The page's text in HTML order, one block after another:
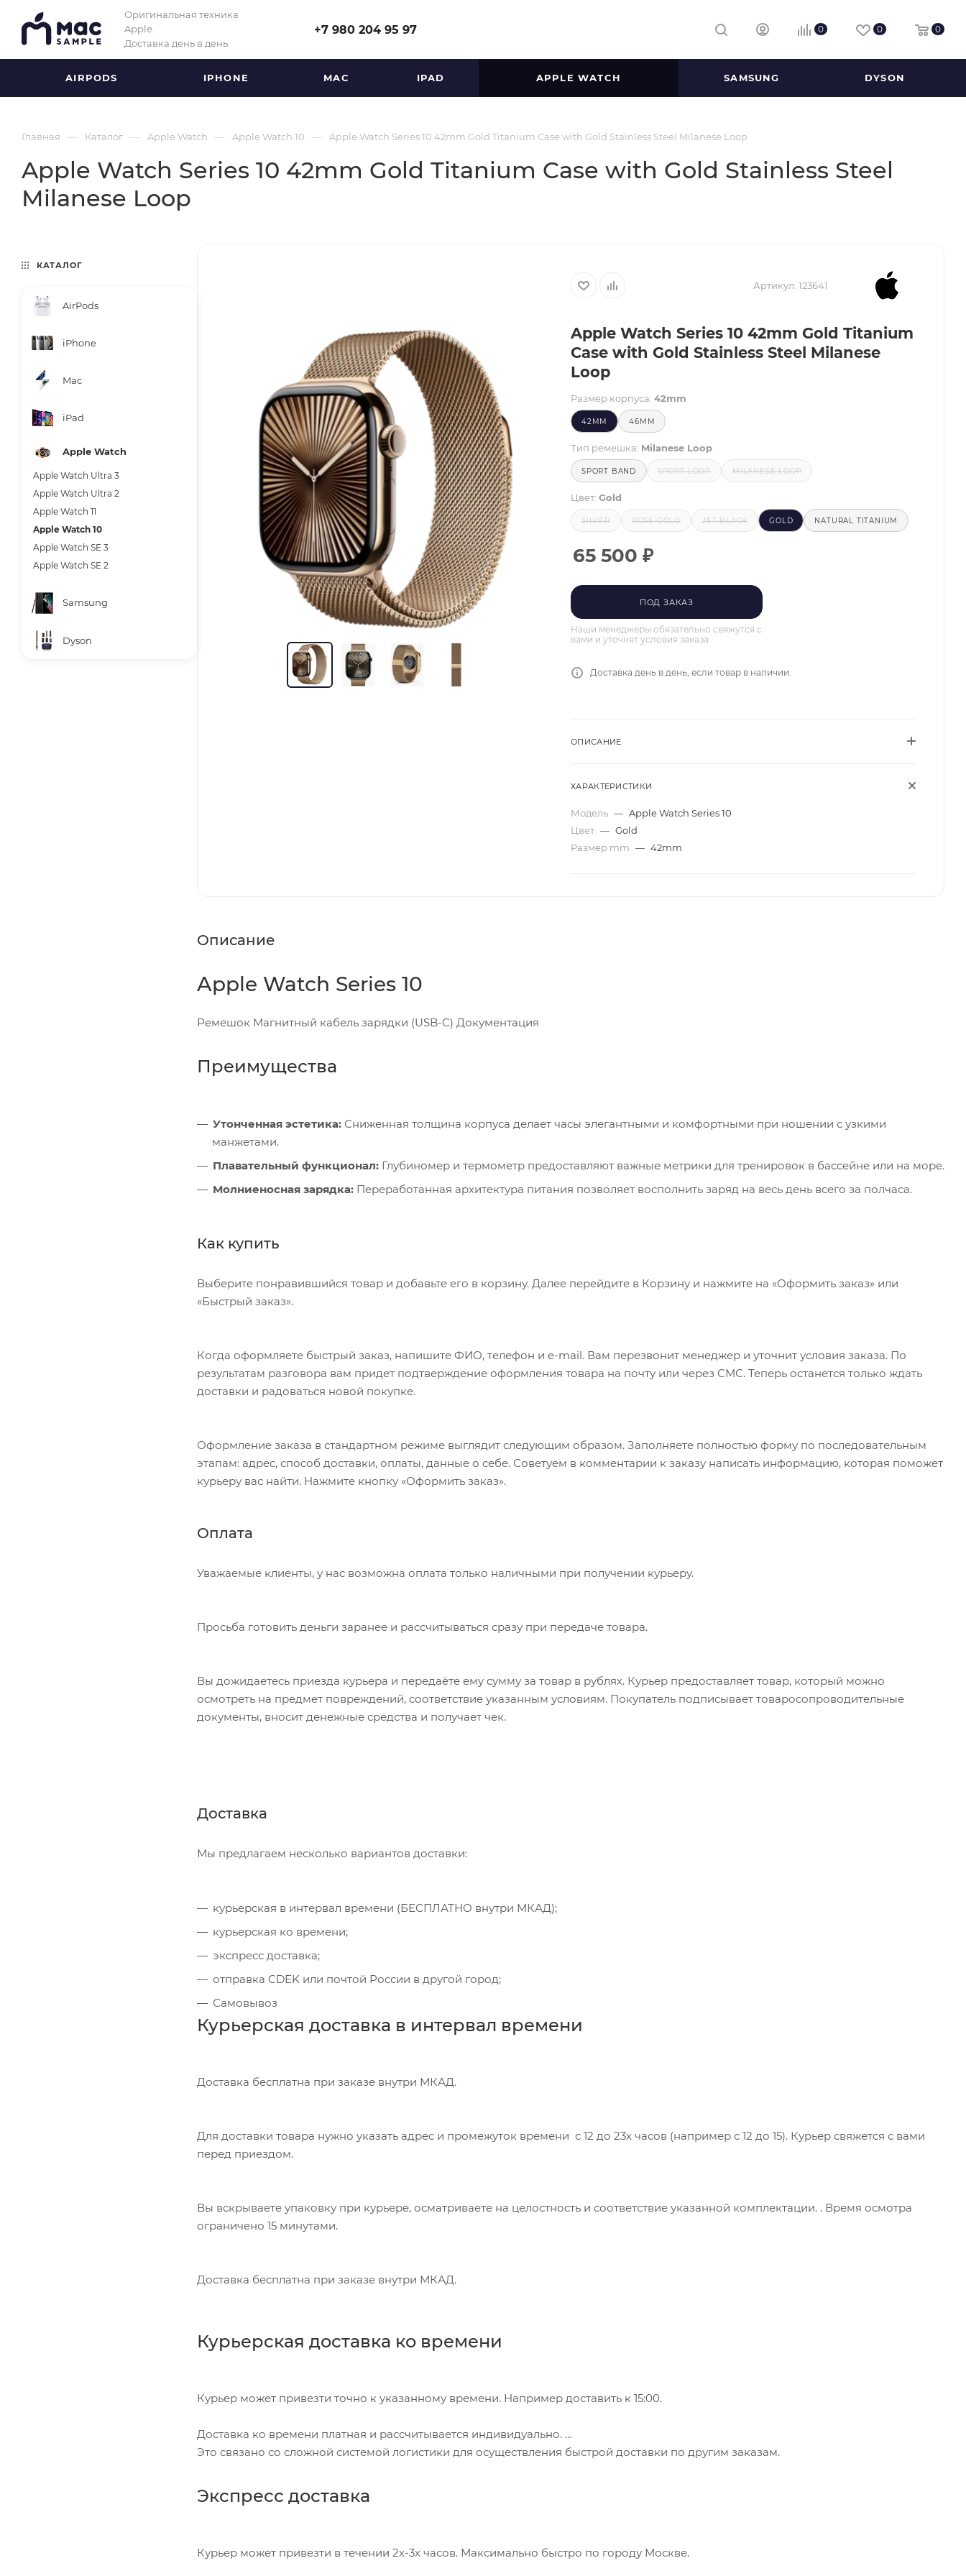
Оригинальная техника
Apple.
Доставка день в день.
+7 980 204 95 97 0 0 0
AIRPODS IPHONE MAC IPAD APPLE WATCH SAMSUNG DYSON
Главная — Каталог — Apple Watch — Apple Watch 10 — Apple Watch Series 10 42mm Gold Titanium Case with Gold Stainless Steel Milanese Loop
Apple Watch Series 10 42mm Gold Titanium Case with Gold Stainless Steel
Milanese Loop
Артикул: 123641
Apple Watch Series 10 42mm Gold Titanium
Case with Gold Stainless Steel Milanese
Loop
Размер корпуса: 42mm
42MM 46MM
Тип ремешка: Milanese Loop
SPORT BAND SPORT LOOP MILANESE LOOP
Цвет: Gold
SILVER ROSE GOLD JET BLACK GOLD NATURAL TITANIUM
65 500 ₽
ПОД ЗАКАЗ
Наши менеджеры обязательно свяжутся с
вами и уточнят условия заказа
Доставка день в день, если товар в наличии.
ОПИСАНИЕ
ХАРАКТЕРИСТИКИ
Модель — Apple Watch Series 10
Цвет — Gold
Размер mm — 42mm
Описание
Apple Watch Series 10
Ремешок Магнитный кабель зарядки (USB-C) Документация
Преимущества
Утонченная эстетика: Сниженная толщина корпуса делает часы элегантными и комфортными при ношении с узкими
манжетами.
Плавательный функционал: Глубиномер и термометр предоставляют важные метрики для тренировок в бассейне или на море.
Молниеносная зарядка: Переработанная архитектура питания позволяет восполнить заряд на весь день всего за полчаса.
Как купить
Выберите понравившийся товар и добавьте его в корзину. Далее перейдите в Корзину и нажмите на «Оформить заказ» или
«Быстрый заказ».
Когда оформляете быстрый заказ, напишите ФИО, телефон и e-mail. Вам перезвонит менеджер и уточнит условия заказа. По
результатам разговора вам придет подтверждение оформления товара на почту или через СМС. Теперь останется только ждать
доставки и радоваться новой покупке.
Оформление заказа в стандартном режиме выглядит следующим образом. Заполняете полностью форму по последовательным
этапам: адрес, способ доставки, оплаты, данные о себе. Советуем в комментарии к заказу написать информацию, которая поможет
курьеру вас найти. Нажмите кнопку «Оформить заказ».
Оплата
Уважаемые клиенты, у нас возможна оплата только наличными при получении курьеру.
Просьба готовить деньги заранее и рассчитываться сразу при передаче товара.
Вы дожидаетесь приезда курьера и передаёте ему сумму за товар в рублях. Курьер предоставляет товар, который можно
осмотреть на предмет повреждений, соответствие указанным условиям. Покупатель подписывает товаросопроводительные
документы, вносит денежные средства и получает чек.
Доставка
Мы предлагаем несколько вариантов доставки:
курьерская в интервал времени (БЕСПЛАТНО внутри МКАД);
курьерская ко времени;
экспресс доставка;
отправка CDEK или почтой России в другой город;
Самовывоз
Курьерская доставка в интервал времени
Доставка бесплатна при заказе внутри МКАД.
Для доставки товара нужно указать адрес и промежуток времени с 12 до 23х часов (например с 12 до 15). Курьер свяжется с вами
перед приездом.
Вы вскрываете упаковку при курьере, осматриваете на целостность и соответствие указанной комплектации. . Время осмотра
ограничено 15 минутами.
Доставка бесплатна при заказе внутри МКАД.
Курьерская доставка ко времени
Курьер может привезти точно к указанному времени. Например доставить к 15:00.
Доставка ко времени платная и рассчитывается индивидуально.
Это связано со сложной системой логистики для осуществления быстрой доставки по другим заказам.
Экспресс доставка
Курьер может привезти в течении 2х-3х часов. Максимально быстро по городу Москве.
КАТАЛОГ
AirPods
iPhone
Mac
iPad
Apple Watch
Apple Watch Ultra 3
Apple Watch Ultra 2
Apple Watch 11
Apple Watch 10
Apple Watch SE 3
Apple Watch SE 2
Samsung
Dyson